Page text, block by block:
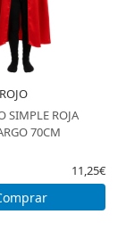
SIMPLE ROJA
70CM
11,25€